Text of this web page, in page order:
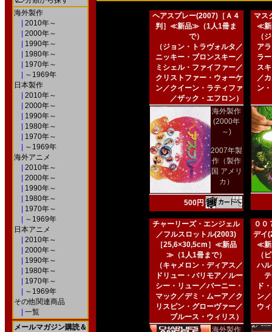
海外製作
2010年～
2000年～
1990年～
1980年～
1970年～
～1969年
日本製作
2010年～
2000年～
1990年～
1980年～
1970年～
～1969年
海外アニメ
2010年～
2000年～
1990年～
1980年～
1970年～
～1969年
日本アニメ
2010年～
2000年～
1990年～
1980年～
1970年～
～1969年
その他関連商品
一覧
メールマガジン購読＆
ヘアスプレー(2007)［Ａ４
判］≪新品≫（1人1冊ま
で）
（ジョン・トラヴォルタ／
ニッキー・ブロンスキー／
ミシェル・ファイファー／
クリストファー・ウォーケ
ン／クイーン・ラティファ
／ザック・エフロン）
海外製作
(2000年
～)
2007年製
作（製作
国 アメリ
カ）
500円
マス
≪新
（
ア
ラ
ス
／
ン
チャーリーズ・エンジェル
／フルスロットル(2003)
［25,6×30,5cm］≪新品
≫（1人1冊まで）
（キャメロン・ディアス／
ドリュー・バリモア／ルー
シー・リュー／バーニー・
マック／デミ・ムーア／ク
リスピン・グローヴァー／
ブルース・ウィリス）
海外製作
００
デイ
≪新
（
ハ
ド
ン
ウ